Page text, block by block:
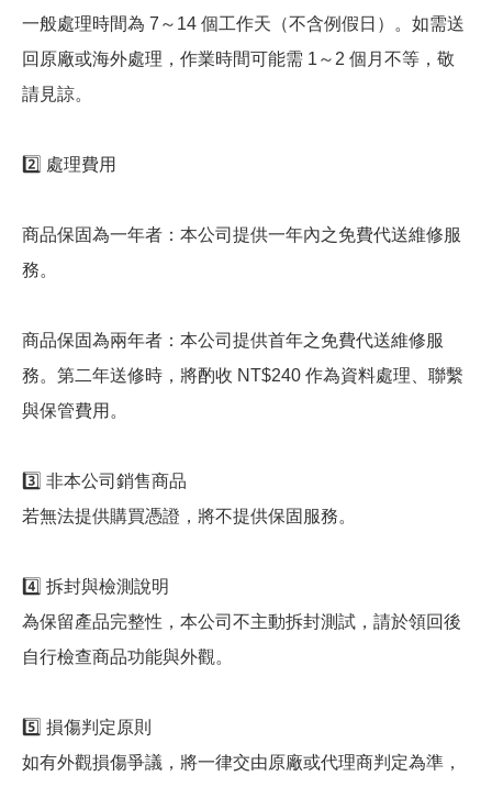
一般處理時間為 7～14 個工作天（不含例假日）。如需送
回原廠或海外處理，作業時間可能需 1～2 個月不等，敬
請見諒。
2️⃣ 處理費用
商品保固為一年者：本公司提供一年內之免費代送維修服
務。
商品保固為兩年者：本公司提供首年之免費代送維修服
務。第二年送修時，將酌收 NT$240 作為資料處理、聯繫
與保管費用。
3️⃣ 非本公司銷售商品
若無法提供購買憑證，將不提供保固服務。
4️⃣ 拆封與檢測說明
為保留產品完整性，本公司不主動拆封測試，請於領回後
自行檢查商品功能與外觀。
5️⃣ 損傷判定原則
如有外觀損傷爭議，將一律交由原廠或代理商判定為準，